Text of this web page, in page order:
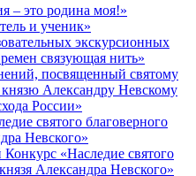
– это родина моя!»
и ученик»
экскурсионных
связующая нить»
посвященный святому
Александру Невскому
России»
святого благоверного
Невского»
«Наследие святого
Александра Невского»